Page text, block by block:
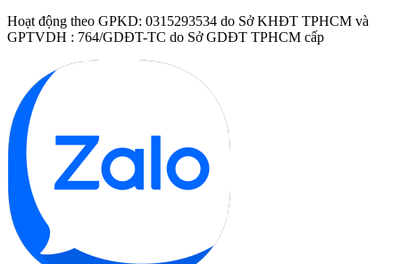
Hoạt động theo GPKD: 0315293534 do Sở KHĐT TPHCM và
GPTVDH : 764/GDĐT-TC do Sở GDĐT TPHCM cấp